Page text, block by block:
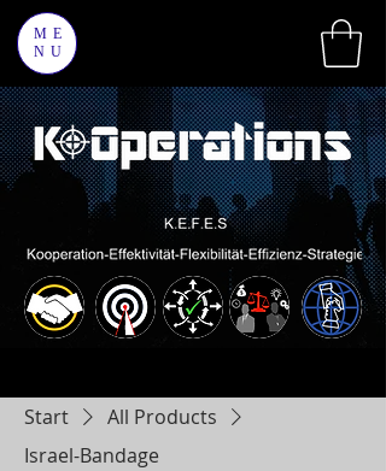
ME
NU
Start
All Products
Israel-Bandage